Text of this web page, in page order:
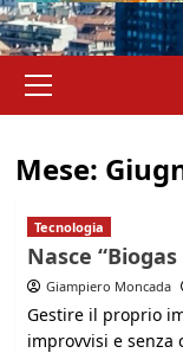
principale
Mese:
Tecnologia
Nasce
Giampiero Moncada
Gestire il proprio
improvvisi e senza